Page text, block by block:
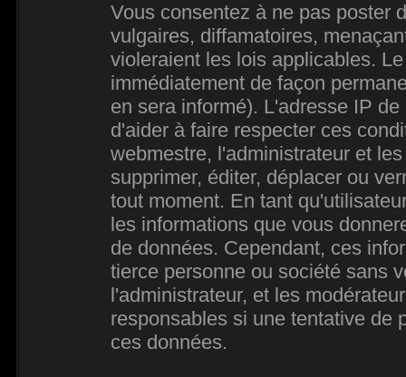
Vous consentez à ne pas poster
vulgaires, diffamatoires,
violeraient les lois applicables.
immédiatement de façon
en sera informé). L'adresse IP
d'aider à faire respecter ces
webmestre, l'administrateur et
supprimer, éditer, déplacer ou
tout moment. En tant
les informations que vous
de données. Cependant, ces
tierce personne ou société sans
l'administrateur, et les
responsables si une tentative de
ces données.